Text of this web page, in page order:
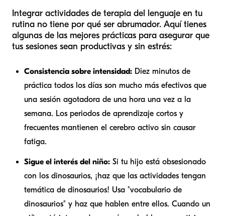
Integrar actividades de terapia del lenguaje en tu
rutina no tiene por qué ser abrumador. Aquí tienes
algunas de las mejores prácticas para asegurar que
tus sesiones sean productivas y sin estrés:
Consistencia sobre intensidad: Diez minutos de
práctica todos los días son mucho más efectivos que
una sesión agotadora de una hora una vez a la
semana. Los periodos de aprendizaje cortos y
frecuentes mantienen el cerebro activo sin causar
fatiga.
Sigue el interés del niño: Si tu hijo está obsesionado
con los dinosaurios, ¡haz que las actividades tengan
temática de dinosaurios! Usa "vocabulario de
dinosaurios" y haz que hablen entre ellos. Cuando un